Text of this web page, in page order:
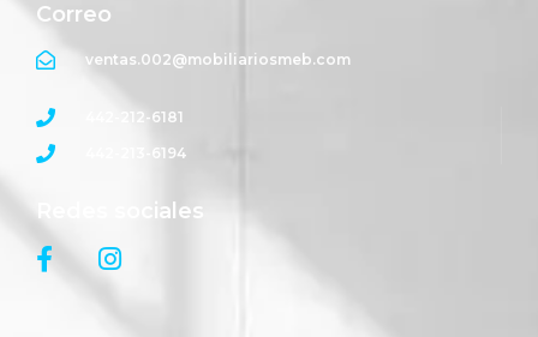
Correo
ventas.002@mobiliariosmeb.com
442-212-6181
442-213-6194
Redes sociales